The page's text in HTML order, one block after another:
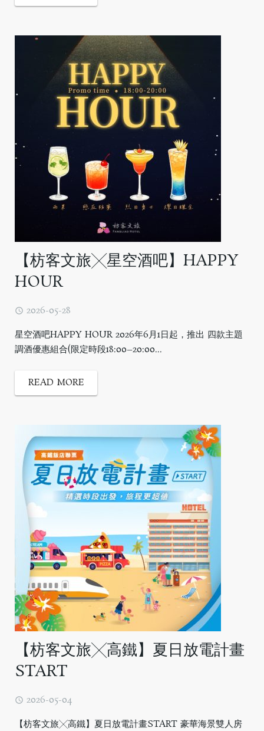
【枋客文旅╳星空酒吧】HAPPY
HOUR
2026-05-28
星空酒吧HAPPY HOUR 2026年6月1日起，推出 四款主題
調酒優惠組合(限定時段18:00–20:00...
READ MORE
【枋客文旅╳高鐵】夏日放電計畫
START
2026-05-04
【枋客文旅╳高鐵】夏日放電計畫START 豪華海景雙人房